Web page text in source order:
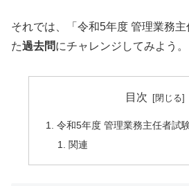
それでは、「令和5年度 管理業務
た過去問にチャレンジしてみよう。
目次
令和5年度 管理業務主任者試
関連